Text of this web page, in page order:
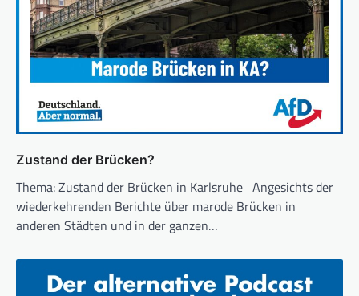
Zustand der Brücken?
Thema: Zustand der Brücken in Karlsruhe Angesichts der
wiederkehrenden Berichte über marode Brücken in
anderen Städten und in der ganzen…